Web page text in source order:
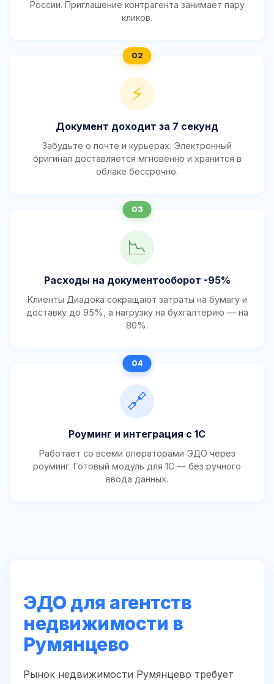
России. Приглашение контрагента занимает пару
кликов.
⚡
Документ доходит за 7 секунд
Забудьте о почте и курьерах. Электронный
оригинал доставляется мгновенно и хранится в
облаке бессрочно.
📉
Расходы на документооборот -95%
Клиенты Диадока сокращают затраты на бумагу и
доставку до 95%, а нагрузку на бухгалтерию — на
80%.
🔗
Роуминг и интеграция с 1С
Работает со всеми операторами ЭДО через
роуминг. Готовый модуль для 1С — без ручного
ввода данных.
ЭДО для агентств
недвижимости в
Румянцево
Рынок недвижимости Румянцево требует